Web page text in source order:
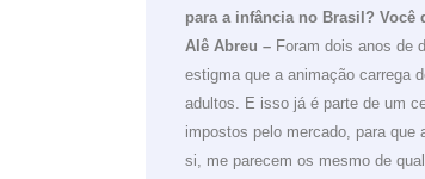
para a infância no Brasil? Você
Alê Abreu – Foram dois anos de
estigma que a animação carrega
adultos. E isso já é parte de um
impostos pelo mercado, para que
si, me parecem os mesmo de